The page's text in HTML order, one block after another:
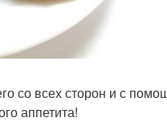
со всех сторон и с
аппетита!